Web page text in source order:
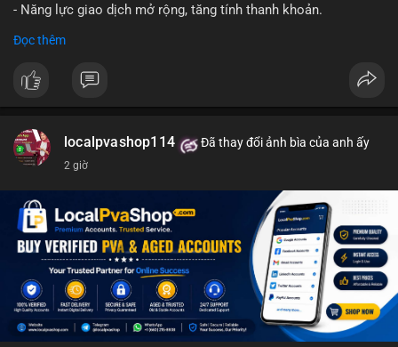
- Năng lực giao dịch mở rộng, tăng tính thanh khoản.
#vlikevn #titanbot
📰 Nguồn: CoinDesk
Đọc thêm
localpvashop114 Đã thay đổi ảnh bìa của anh ấy
2 giờ